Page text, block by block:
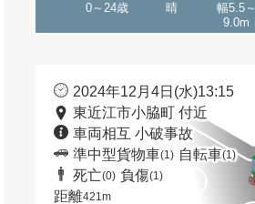
0～24歳 晴
幅5.5～
9.0m
2024年12月4日(水)13:15
東近江市小脇町 付近
車両相互 小破事故
準中型貨物車(1) 自転車(1)
死亡(0) 負傷(1)
距離421m